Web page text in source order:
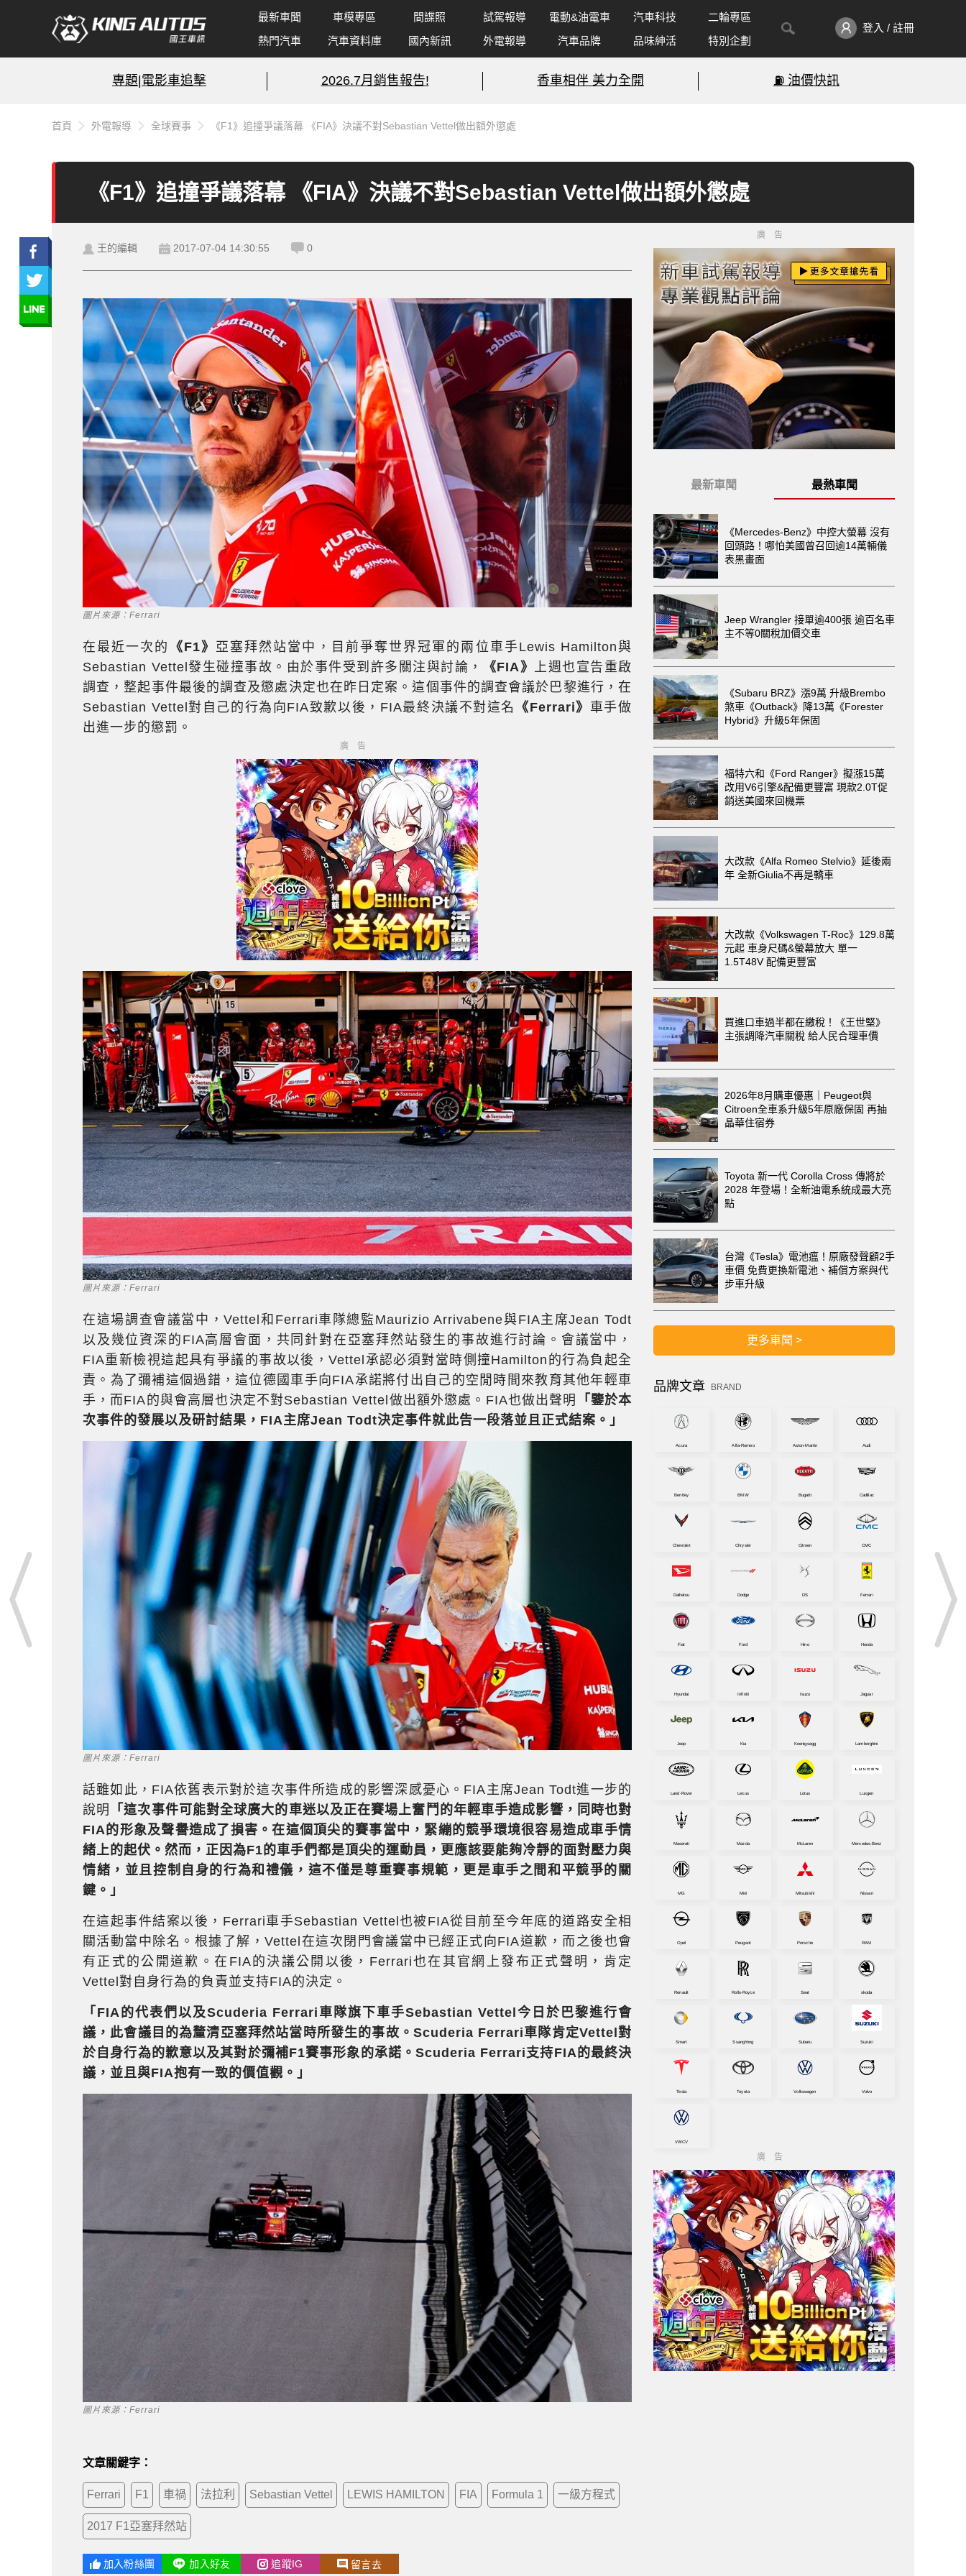
最新車聞 車模專區 間諜照 試駕報導 電動&油電車 汽車科技
二輪專區
熱門汽車
汽車資料庫 國內新訊 外電報導 汽車品牌 品味紳活 特別企劃
登入 / 註冊
專題|電影車追擊 2026.7月銷售報告! 香車相伴 美力全開 ⛽️ 油價快訊
首頁 外電報導 全球賽事 《F1》追撞爭議落幕 《FIA》決議不對Sebastian Vettel做出額外懲處
《F1》追撞爭議落幕 《FIA》決議不對Sebastian Vettel做出額外懲處
王的編輯 2017-07-04 14:30:55 0
圖片來源：Ferrari
在最近一次的 《F1》 亞塞拜然站當中，目前爭奪世界冠軍的兩位車手Lewis Hamilton與
Sebastian Vettel發生碰撞事故。由於事件受到許多關注與討論，
《FIA》 上週也宣告重啟
調查，整起事件最後的調查及懲處決定也在昨日定案。這個事件的調查會議於巴黎進行，在
Sebastian Vettel對自己的行為向FIA致歉以後，FIA最終決議不對這名
《Ferrari》 車手做
出進一步的懲罰。
廣告
圖片來源：Ferrari
在這場調查會議當中，Vettel和Ferrari車隊總監Maurizio Arrivabene與FIA主席Jean Todt
以及幾位資深的FIA高層會面，共同針對在亞塞拜然站發生的事故進行討論。會議當中，
FIA重新檢視這起具有爭議的事故以後，Vettel承認必須對當時側撞Hamilton的行為負起全
責。為了彌補這個過錯，這位德國車手向FIA承諾將付出自己的空閒時間來教育其他年輕車
手，而FIA的與會高層也決定不對Sebastian Vettel做出額外懲處。FIA也做出聲明
「鑒於本
次事件的發展以及研討結果，FIA主席Jean Todt決定事件就此告一段落並且正式結案。」
圖片來源：Ferrari
話雖如此，FIA依舊表示對於這次事件所造成的影響深感憂心。FIA主席Jean Todt進一步的
說明
「這次事件可能對全球廣大的車迷以及正在賽場上奮鬥的年輕車手造成影響，同時也對
FIA的形象及聲譽造成了損害。在這個頂尖的賽事當中，緊繃的競爭環境很容易造成車手情
緒上的起伏。然而，正因為F1的車手們都是頂尖的運動員，更應該要能夠冷靜的面對壓力與
情緒，並且控制自身的行為和禮儀，這不僅是尊重賽事規範，更是車手之間和平競爭的關
鍵。」
在這起事件結案以後，Ferrari車手Sebastian Vettel也被FIA從目前至今年底的道路安全相
關活動當中除名。根據了解，Vettel在這次閉門會議當中已經正式向FIA道歉，而之後也會
有正式的公開道歉。在FIA的決議公開以後，Ferrari也在其官網上發布正式聲明，肯定
Vettel對自身行為的負責並支持FIA的決定。
「FIA的代表們以及Scuderia Ferrari車隊旗下車手Sebastian Vettel今日於巴黎進行會
議，此會議目的為釐清亞塞拜然站當時所發生的事故。Scuderia Ferrari車隊肯定Vettel對
於自身行為的歉意以及其對於彌補F1賽事形象的承諾。Scuderia Ferrari支持FIA的最終決
議，並且與FIA抱有一致的價值觀。」
圖片來源：Ferrari
文章關鍵字：
Ferrari F1 車禍 法拉利 Sebastian Vettel LEWIS HAMILTON FIA Formula 1 一級方程式
2017 F1亞塞拜然站
加入粉絲團 加入好友 追蹤IG 留言去
廣告
最新車聞 最熱車聞
《Mercedes-Benz》中控大螢幕 沒有
回頭路！哪怕美國曾召回逾14萬輛儀
表黑畫面
Jeep Wrangler 接單逾400張 逾百名車
主不等0關稅加價交車
《Subaru BRZ》漲9萬 升級Brembo
煞車《Outback》降13萬《Forester
Hybrid》升級5年保固
福特六和《Ford Ranger》擬漲15萬
改用V6引擎&配備更豐富 現款2.0T促
銷送美國來回機票
大改款《Alfa Romeo Stelvio》延後兩
年 全新Giulia不再是轎車
大改款《Volkswagen T-Roc》129.8萬
元起 車身尺碼&螢幕放大 單一
1.5T48V 配備更豐富
買進口車過半都在繳稅！《王世堅》
主張調降汽車關稅 給人民合理車價
2026年8月購車優惠｜Peugeot與
Citroen全車系升級5年原廠保固 再抽
晶華住宿券
Toyota 新一代 Corolla Cross 傳將於
2028 年登場！全新油電系統成最大亮
點
台灣《Tesla》電池瘟！原廠發聲顧2手
車價 免費更換新電池、補償方案與代
步車升級
更多車聞 >
品牌文章 BRAND
Acura Alfa-Romeo Aston-Martin Audi
Bentley BMW Bugatti Cadillac
Chevrolet Chrysler Citroen CMC
Daihatsu Dodge DS Ferrari
Fiat Ford Hino Honda
Hyundai Infiniti Isuzu Jaguar
Jeep Kia Koenigsegg Lamborghini
Land-Rover Lexus Lotus Luxgen
Maserati Mazda McLaren Mercedes-Benz
MG Mini Mitsubishi Nissan
Opel Peugeot Porsche RAM
Renault Rolls-Royce Seat skoda
Smart SsangYong Subaru Suzuki
Tesla Toyota Volkswagen Volvo
VWCV
廣告